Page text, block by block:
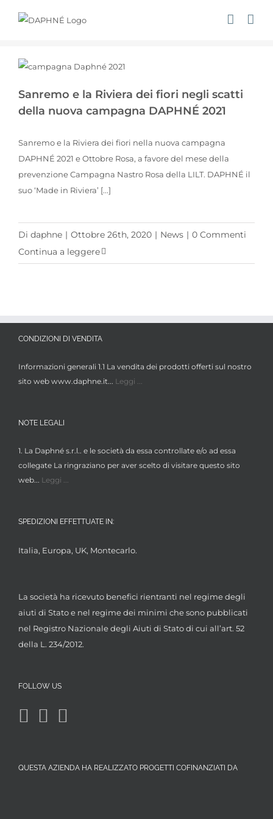
Sanremo e la Riviera dei fiori negli scatti
della nuova campagna DAPHNÉ 2021
Sanremo e la Riviera dei fiori nella nuova campagna
DAPHNÉ 2021 e Ottobre Rosa, a favore del mese della
prevenzione Campagna Nastro Rosa della LILT. DAPHNÉ il
suo ‘Made in Riviera’ [...]
Di daphne | Ottobre 26th, 2020 | News | 0 Commenti
Continua a leggere
CONDIZIONI DI VENDITA
Informazioni generali 1.1 La vendita dei prodotti offerti sul nostro
sito web www.daphne.it... Leggi ...
NOTE LEGALI
1. La Daphné s.r.l.. e le società da essa controllate e/o ad essa
collegate La ringraziano per aver scelto di visitare questo sito
web... Leggi ...
SPEDIZIONI EFFETTUATE IN:
Italia, Europa, UK, Montecarlo.
La società ha ricevuto benefici rientranti nel regime degli
aiuti di Stato e nel regime dei minimi che sono pubblicati
nel Registro Nazionale degli Aiuti di Stato di cui all’art. 52
della L. 234/2012.
FOLLOW US
QUESTA AZIENDA HA REALIZZATO PROGETTI COFINANZIATI DA